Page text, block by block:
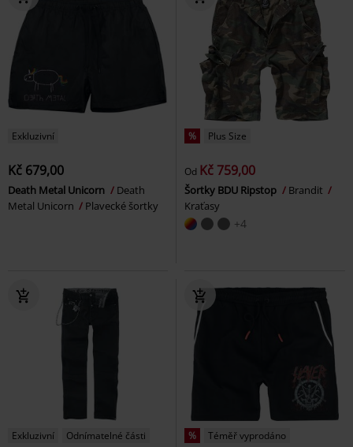
Exkluzivní
Kč 679,00
Death Metal Unicorn
Death
Metal Unicorn
Plavecké šortky
% Plus Size
Od Kč 759,00
Šortky BDU Ripstop
Brandit
Kraťasy
+4
Exkluzivní
Odnímatelné části
% Téměř vyprodáno